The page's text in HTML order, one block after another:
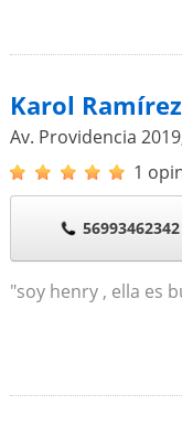
Karol
Av. Providencia
1
56993462342
"soy henry , ella es